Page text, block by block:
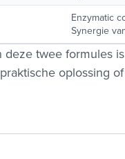
Enzymatic
Synergie
deze twee formules
oplossing